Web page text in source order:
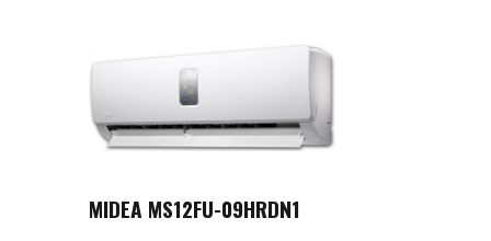
MIDEA MS12FU-09HRDN1